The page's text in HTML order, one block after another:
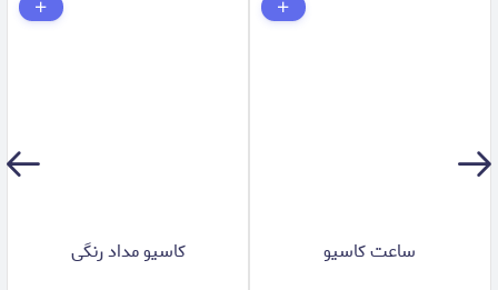
ساعت کاسیو کاسیو مداد رنگی